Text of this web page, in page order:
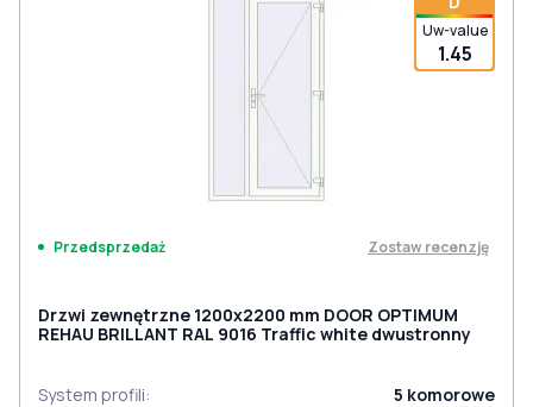
Uw-value
1.45
Przedsprzedaż Zostaw recenzję
Drzwi zewnętrzne 1200x2200 mm DOOR OPTIMUM
REHAU BRILLANT RAL 9016 Traffic white dwustronny
System profili: 5 komorowe